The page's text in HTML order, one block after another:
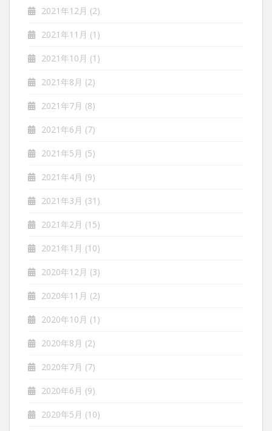
2021年12月 (2)
2021年11月 (1)
2021年10月 (1)
2021年8月 (2)
2021年7月 (8)
2021年6月 (7)
2021年5月 (5)
2021年4月 (9)
2021年3月 (31)
2021年2月 (15)
2021年1月 (10)
2020年12月 (3)
2020年11月 (2)
2020年10月 (1)
2020年8月 (2)
2020年7月 (7)
2020年6月 (9)
2020年5月 (10)